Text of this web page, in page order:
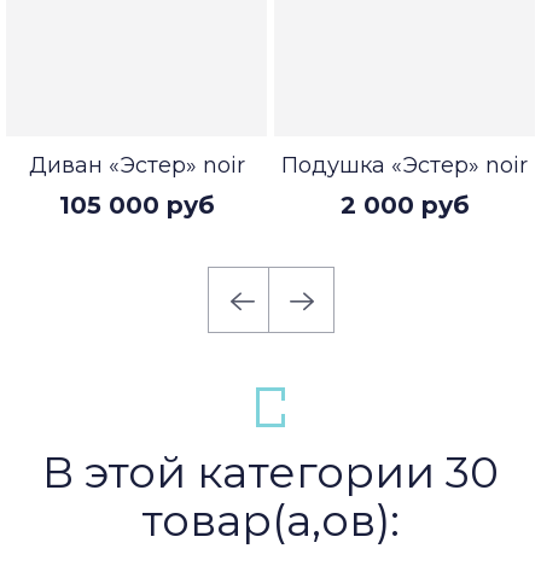
Диван «Эстер» noir
105 000 руб
Подушка «Эстер» noir
2 000 руб
В этой категории 30
товар(а,ов):